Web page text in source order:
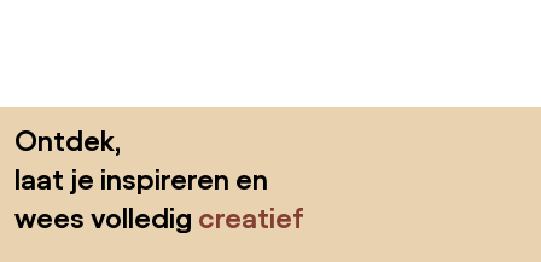
Ontdek,
laat je inspireren en
wees volledig creatief